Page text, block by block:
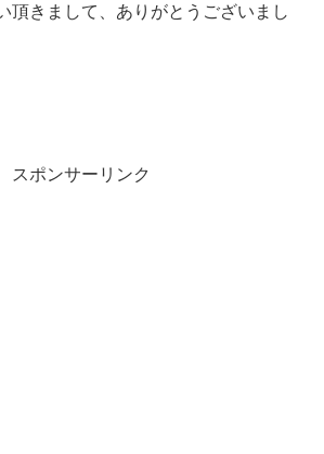
頂きまして、ありがとうございまし
スポンサーリンク